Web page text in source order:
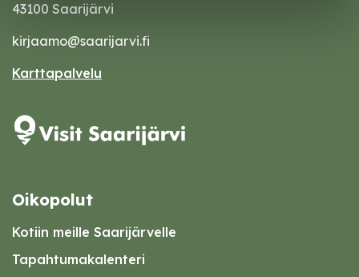
43100 Saarijärvi
kirjaamo@saarijarvi.fi
Karttapalvelu
Oikopolut
Kotiin meille Saarijärvelle
Tapahtumakalenteri